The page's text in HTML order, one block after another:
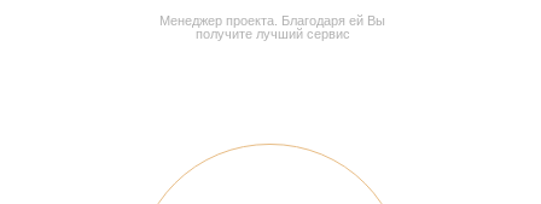
ПОДРОБНЕЕ
Менеджер проекта. Благодаря ей Вы
получите лучший сервис